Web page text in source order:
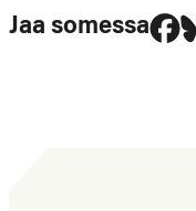
Jaa somessa